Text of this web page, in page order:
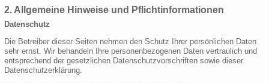
2. Allgemeine Hinweise und Pflichtinformationen
Datenschutz
Die Betreiber dieser Seiten nehmen den Schutz Ihrer persönlichen Daten
sehr ernst. Wir behandeln Ihre personenbezogenen Daten vertraulich und
entsprechend der gesetzlichen Datenschutzvorschriften sowie dieser
Datenschutzerklärung.